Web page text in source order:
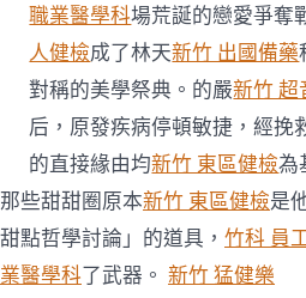
職業醫學科場荒誕的戀愛爭奪
人健檢成了林天新竹 出國備藥
對稱的美學祭典。的嚴新竹
后，原發疾病停頓敏捷，經挽
的直接緣由均新竹 東區健檢為
那些甜甜圈原本新竹 東區健檢是
甜點哲學討論」的道具， 竹科 員
業醫學科了武器。 新竹 猛健樂